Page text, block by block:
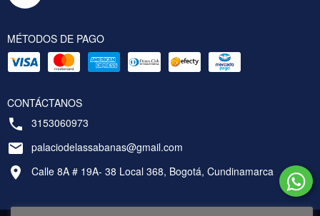
MÉTODOS DE PAGO
CONTÁCTANOS
3153060973
palaciodelassabanas@gmail.com
Calle 8A # 19A- 38 Local 368, Bogotá, Cundinamarca